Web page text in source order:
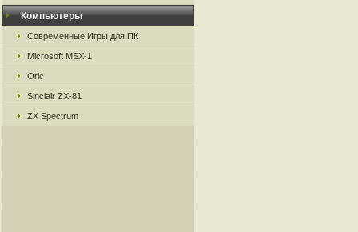
Компьютеры
Современные Игры для ПК
Microsoft MSX-1
Oric
Sinclair ZX-81
ZX Spectrum